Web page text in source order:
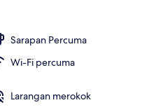
Sarapan Percuma
Wi-Fi percuma
Larangan merokok